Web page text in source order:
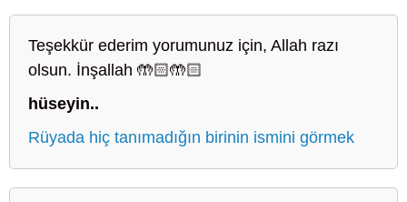
Teşekkür ederim yorumunuz için, Allah razı
olsun. İnşallah 🤲🏻🤲🏻
hüseyin..
Rüyada hiç tanımadığın birinin ismini görmek